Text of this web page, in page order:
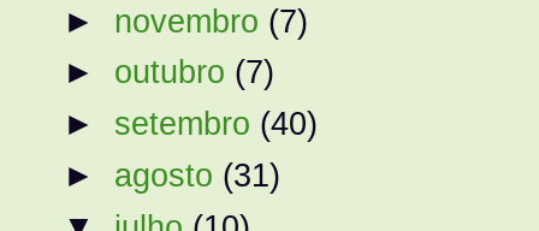
► novembro (7)
► outubro (7)
► setembro (40)
► agosto (31)